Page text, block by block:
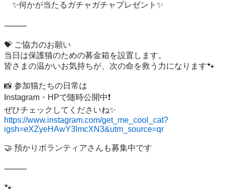
✨何かが当たるガチャガチャプレゼント✨
⸻
💝 ご協力のお願い
当日は保護猫のための募金箱を設置します。
皆さまの温かいお気持ちが、次の命を救う力になります🐾
📸 参加猫たちの日常は
Instagram・HPで随時公開中❗️
https://www.instagram.com/get_me_cool_cat?
igsh=eXZyeHAwY3lmcXN3&utm_source=qr
🤝 預かりボランティアさんも募集中です
⸻
🐾